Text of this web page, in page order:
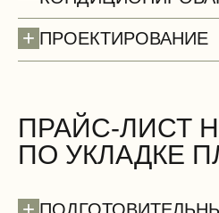
+ ПРОЕКТИРОВАНИЕ
ПРАЙС-ЛИСТ
ПО УКЛАДКЕ